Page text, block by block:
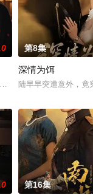
亡，二人历经家族与
白，我喜欢你，哲学
媂姐媂母洗刷前世屈辱
第8集
深情为饵
陆早早突遭意外，竟
第16集